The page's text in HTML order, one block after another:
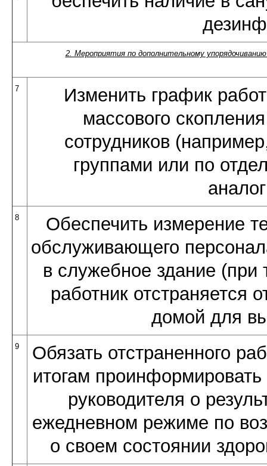
2. Мероприятия по дополнительному
7
Изменить график
массового
сотрудников
группами или по
8
Обеспечить измерение
обслуживающего
в служебное здание
работник отстраняется
домой для
9
Обязать отстраненного
итогам проинформировать
руководителя о
ежедневном режиме по
о своем состоянии